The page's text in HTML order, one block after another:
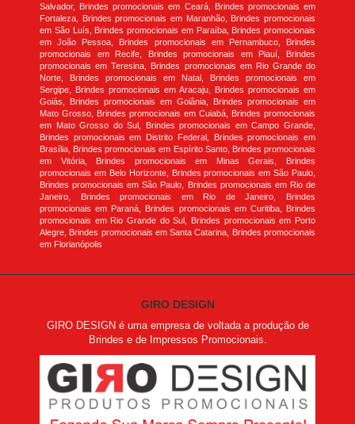
Salvador, Brindes promocionais em Ceará, Brindes promocionais em
Fortaleza, Brindes promocionais em Maranhão, Brindes promocionais
em São Luís, Brindes promocionais em Paraíba, Brindes promocionais
em João Pessoa, Brindes promocionais em Pernambuco, Brindes
promocionais em Recife, Brindes promocionais em Piauí, Brindes
promocionais em Teresina, Brindes promocionais em Rio Grande do
Norte, Brindes promocionais em Natal, Brindes promocionais em
Sergipe, Brindes promocionais em Aracaju, Brindes promocionais em
Goiás, Brindes promocionais em Goiânia, Brindes promocionais em
Mato Grosso, Brindes promocionais em Cuiabá, Brindes promocionais
em Mato Grosso do Sul, Brindes promocionais em Campo Grande,
Brindes promocionais em Distrito Federal, Brindes promocionais em
Brasília, Brindes promocionais em Espírito Santo, Brindes promocionais
em Vitória, Brindes promocionais em Minas Gerais, Brindes
promocionais em Belo Horizonte, Brindes promocionais em São Paulo,
Brindes promocionais em São Paulo, Brindes promocionais em Rio de
Janeiro, Brindes promocionais em Rio de Janeiro, Brindes
promocionais em Paraná, Brindes promocionais em Curitiba, Brindes
promocionais em Rio Grande do Sul, Brindes promocionais em Porto
Alegre, Brindes promocionais em Santa Catarina, Brindes promocionais
em Florianópolis
GIRO DESIGN
GIRO DESIGN é uma empresa de voltada a produção de
Brindes e de Impressos Promocionais.